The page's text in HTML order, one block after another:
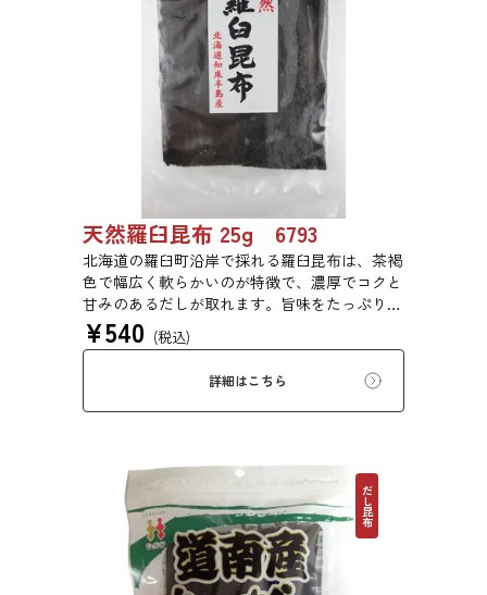
天然羅臼昆布 25g 6793
北海道の羅臼町沿岸で採れる羅臼昆布は、茶褐
色で幅広く軟らかいのが特徴で、濃厚でコクと
甘みのあるだしが取れます。旨味をたっぷり含
みもっちりした食感があるため、あらゆる用途
で評価の高い高級昆布です。
¥540 (税込)
詳細はこちら
だし昆布